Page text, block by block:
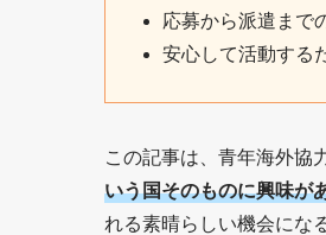
応募から派遣まで
安心して活動する
この記事は、青年海外協
いう国そのものに興味が
れる素晴らしい機会にな